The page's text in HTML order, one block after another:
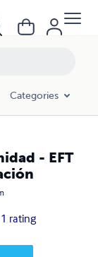
Categories
- EFT
1 rating